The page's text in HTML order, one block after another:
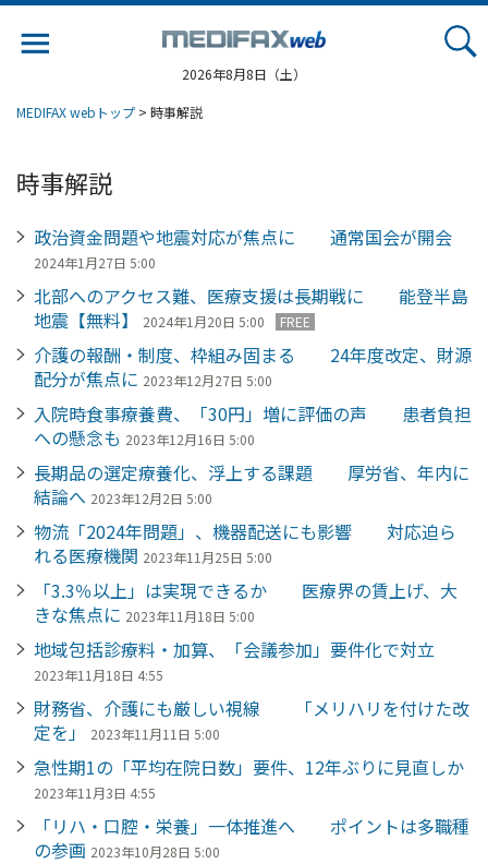
2026年8月8日（土）
MEDIFAX webトップ > 時事解説
時事解説
政治資金問題や地震対応が焦点に 通常国会が開会
2024年1月27日 5:00
北部へのアクセス難、医療支援は長期戦に 能登半島
地震【無料】
2024年1月20日 5:00 FREE
介護の報酬・制度、枠組み固まる 24年度改定、財源
配分が焦点に 2023年12月27日 5:00
入院時食事療養費、「30円」増に評価の声 患者負担
への懸念も 2023年12月16日 5:00
長期品の選定療養化、浮上する課題 厚労省、年内に
結論へ 2023年12月2日 5:00
物流「2024年問題」、機器配送にも影響 対応迫ら
れる医療機関 2023年11月25日 5:00
「3.3％以上」は実現できるか 医療界の賃上げ、大
きな焦点に 2023年11月18日 5:00
地域包括診療料・加算、「会議参加」要件化で対立
2023年11月18日 4:55
財務省、介護にも厳しい視線 「メリハリを付けた改
定を」
2023年11月11日 5:00
急性期1の「平均在院日数」要件、12年ぶりに見直しか
2023年11月3日 4:55
「リハ・口腔・栄養」一体推進へ ポイントは多職種
の参画 2023年10月28日 5:00